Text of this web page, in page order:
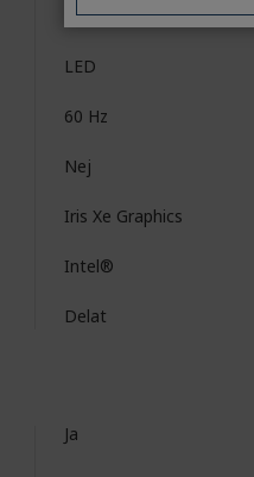
1920 x 1080
LED
60 Hz
Nej
Iris Xe Graphics
Intel®
Delat
Ja